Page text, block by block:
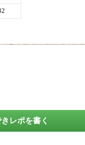
レポを書く